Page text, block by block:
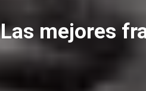
Las mejores